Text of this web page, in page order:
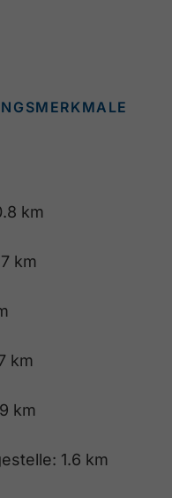
km
km
km
km
1.6 km